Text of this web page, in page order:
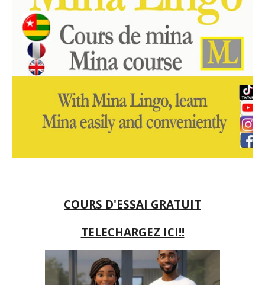
COURS D'ESSAI GRATUIT
TELECHARGEZ ICI!!